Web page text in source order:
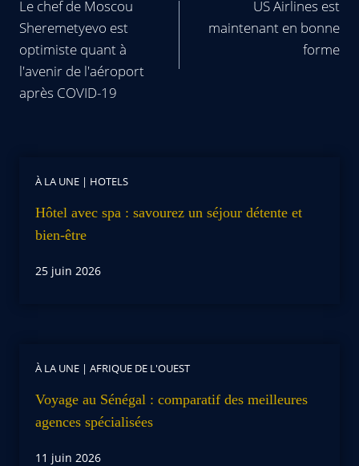
Le chef de Moscou
Sheremetyevo est
optimiste quant à
l'avenir de l'aéroport
après COVID-19
US Airlines est
maintenant en bonne
forme
À LA UNE | HOTELS
Hôtel avec spa : savourez un séjour détente et
bien-être
25 juin 2026
À LA UNE | AFRIQUE DE L'OUEST
Voyage au Sénégal : comparatif des meilleures
agences spécialisées
11 juin 2026